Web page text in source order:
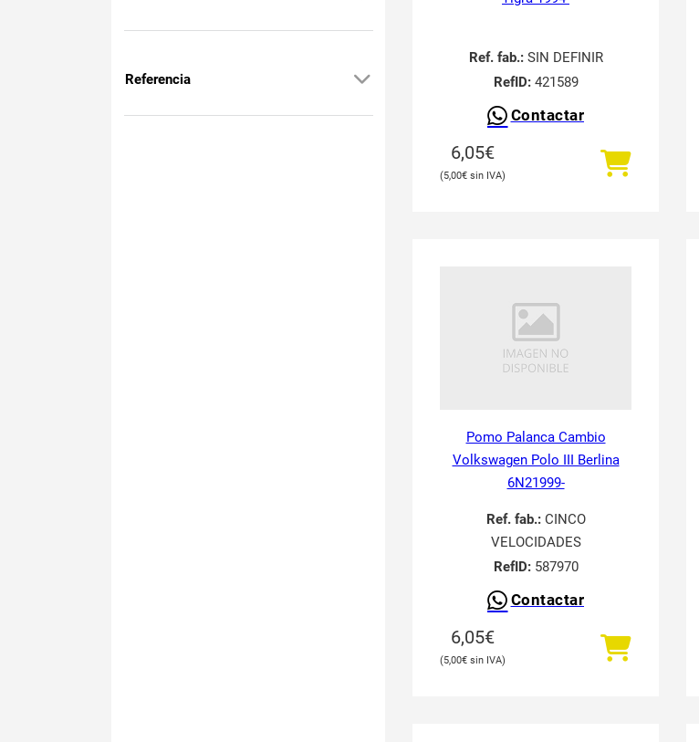
Referencia
Ref. fab.:SIN DEFINIR
RefID:421589
Contactar
6,05€
5,00€
Pomo Palanca Cambio
Volkswagen Polo III Berlina
6N21999-
Ref. fab.:CINCO
VELOCIDADES
RefID:587970
Contactar
6,05€
5,00€